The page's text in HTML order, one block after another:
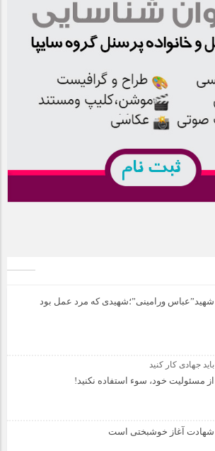
شهید”عباس ورامینی”؛شهیدی که مرد عمل بود
باید جهادی کار کنید
از مسئولیت خود، سوء استفاده نکنید!
شهادت آغاز خوشبختی است